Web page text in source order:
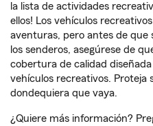
la lista de actividades
ellos! Los vehículos
aventuras, pero antes de que
los senderos, asegúrese de
cobertura de calidad
vehículos recreativos. Proteja
dondequiera que vaya.
¿Quiere más información?